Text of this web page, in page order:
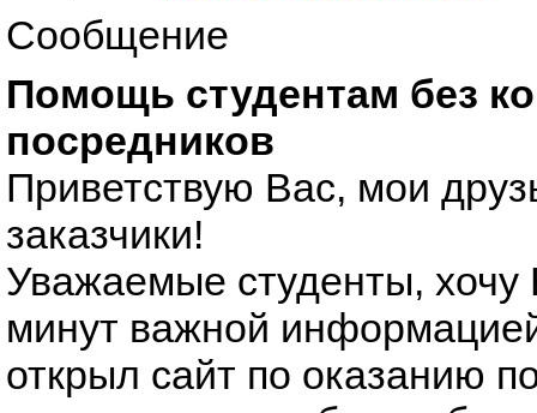
Сообщение
Помощь студентам без
посредников
Приветствую Вас, мои
заказчики!
Уважаемые студенты, хочу
минут важной
открыл сайт по оказанию